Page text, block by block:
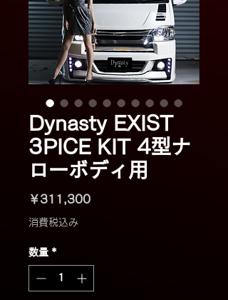
Dynasty EXIST
3PICE KIT 4型ナ
ローボディ用
￥311,300価
消費税込み
数量 *